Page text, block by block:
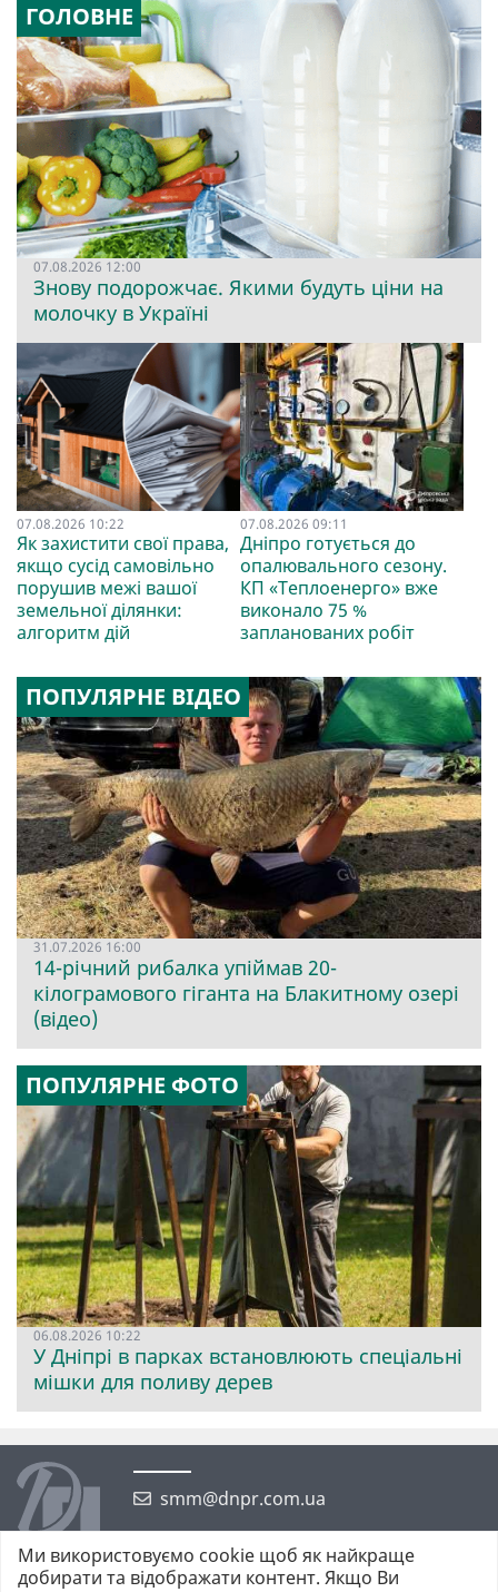
ГОЛОВНЕ
07.08.2026 12:00
Знову подорожчає. Якими будуть ціни на
молочку в Україні
07.08.2026 10:22
Як захистити свої права,
якщо сусід самовільно
порушив межі вашої
земельної ділянки:
алгоритм дій
07.08.2026 09:11
Дніпро готується до
опалювального сезону.
КП «Теплоенерго» вже
виконало 75 %
запланованих робіт
ПОПУЛЯРНЕ ВІДЕО
31.07.2026 16:00
14-річний рибалка упіймав 20-
кілограмового гіганта на Блакитному озері
(відео)
ПОПУЛЯРНЕ ФОТО
06.08.2026 10:22
У Дніпрі в парках встановлюють спеціальні
мішки для поливу дерев
smm@dnpr.com.ua
Ми використовуємо cookie щоб як найкраще
добирати та відображати контент. Якщо Ви